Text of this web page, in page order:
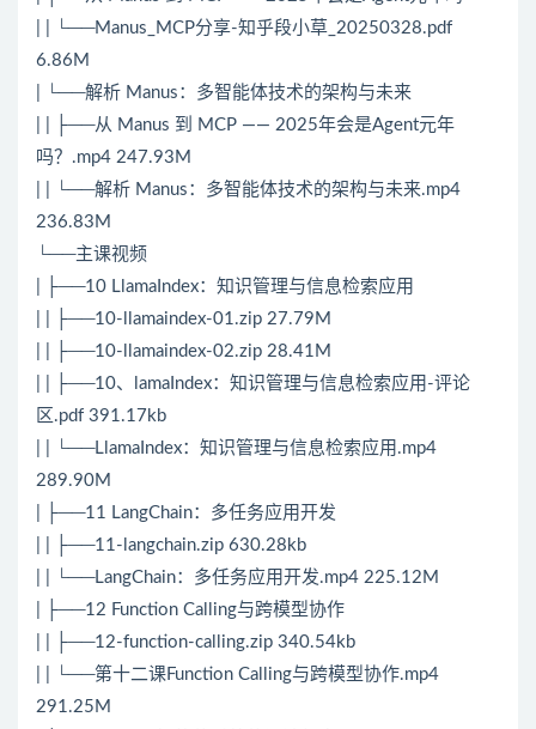
| | └──Manus_MCP分享-知乎段小草_20250328.pdf
6.86M
| └──解析 Manus：多智能体技术的架构与未来
| | ├──从 Manus 到 MCP —— 2025年会是Agent元年
吗？.mp4 247.93M
| | └──解析 Manus：多智能体技术的架构与未来.mp4
236.83M
└──主课视频
| ├──10 LlamaIndex：知识管理与信息检索应用
| | ├──10-llamaindex-01.zip 27.79M
| | ├──10-llamaindex-02.zip 28.41M
| | ├──10、lamaIndex：知识管理与信息检索应用-评论
区.pdf 391.17kb
| | └──LlamaIndex：知识管理与信息检索应用.mp4
289.90M
| ├──11 LangChain：多任务应用开发
| | ├──11-langchain.zip 630.28kb
| | └──LangChain：多任务应用开发.mp4 225.12M
| ├──12 Function Calling与跨模型协作
| | ├──12-function-calling.zip 340.54kb
| | └──第十二课Function Calling与跨模型协作.mp4
291.25M